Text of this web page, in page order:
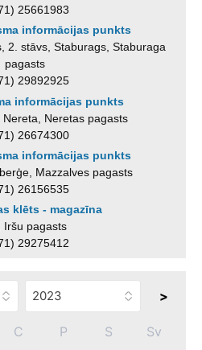
25661983
informācijas punkts
2. stāvs, Staburags, Staburaga
pagasts
29892925
informācijas punkts
Nereta, Neretas pagasts
26674300
informācijas punkts
Mazzalves pagasts
26156535
klēts - magazīna
Iršu pagasts
29275412
>
C P S Sv